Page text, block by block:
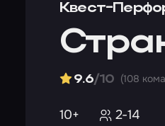
Квест-
9.6/10 (108
10+ 2-14